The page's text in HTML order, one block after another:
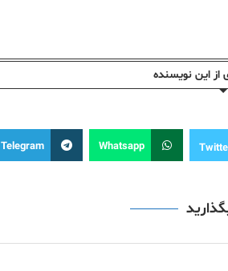
این نویسندە
Whatsapp
Telegram